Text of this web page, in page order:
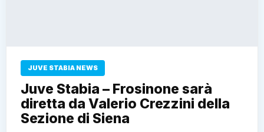
JUVE STABIA NEWS
Juve Stabia – Frosinone sarà
diretta da Valerio Crezzini della
Sezione di Siena